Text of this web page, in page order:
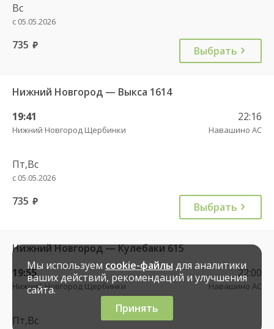
Вс
с 05.05.2026
735 руб. Выбрать
Нижний Новгород — Выкса 1614
19:41
Нижний Новгород Щербинки
22:16
Навашино АС
Пт,Вс
с 05.05.2026
735 руб. Выбрать
Нижний Новгород — Кулебаки 615
19:55
Нижний Новгород Щербинки
22:00
Навашино АС
Пт,Вс
Мы используем cookie-файлы для аналитики
ваших действий, рекомендаций и улучшения
сайта.
Принять